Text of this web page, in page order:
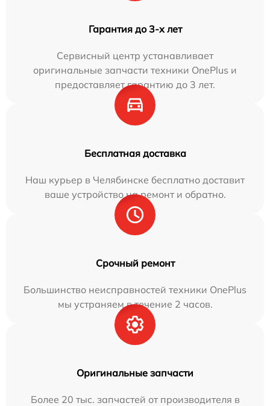
Гарантия до 3-х лет
Сервисный центр устанавливает
оригинальные запчасти техники OnePlus и
предоставляет гарантию до 3 лет.
Бесплатная доставка
Наш курьер в Челябинске бесплатно доставит
ваше устройство на ремонт и обратно.
Срочный ремонт
Большинство неисправностей техники OnePlus
мы устраняем в течение 2 часов.
Оригинальные запчасти
Более 20 тыс. запчастей от производителя в